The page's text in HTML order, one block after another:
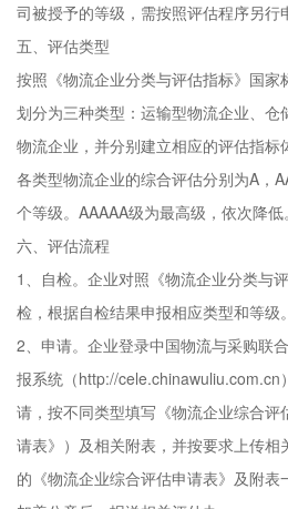
司被授予的等级，需按照评估程序另行
五、评估类型
按照《物流企业分类与评估指标》国家
划分为三种类型：运输型物流企业、仓
物流企业，并分别建立相应的评估指标
各类型物流企业的综合评估分别为A，
个等级。AAAAA级为最高级，依次降低。
六、评估流程
1、自检。企业对照《物流企业分类与
检，根据自检结果申报相应类型和等级。
2、申请。企业登录中国物流与采购联
报系统（http://cele.chinawuliu.com.cn
请，按不同类型填写《物流企业综合评
请表》）及相关附表，并按要求上传
的《物流企业综合评估申请表》及附